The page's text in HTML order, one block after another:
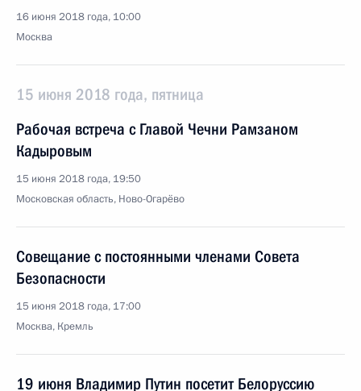
16 июня 2018 года, 10:00
Москва
15 июня 2018 года, пятница
Рабочая встреча с Главой Чечни Рамзаном
Кадыровым
15 июня 2018 года, 19:50
Московская область, Ново-Огарёво
Совещание с постоянными членами Совета
Безопасности
15 июня 2018 года, 17:00
Москва, Кремль
19 июня Владимир Путин посетит Белоруссию